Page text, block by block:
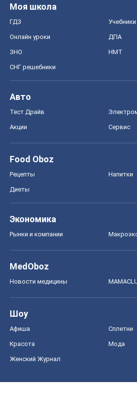
Моя школа
ГДЗ Учебники
Онлайн уроки ДПА
ЗНО НМТ
СНГ решебники
Авто
Тест Драйв
Акции Сервис
Food Oboz
Рецепты Напитки
Диеты
Экономика
Рынки и компании
MedOboz
Новости медицины
Шоу
Афиша Сплетни
Красота Мода
Женский Журнал